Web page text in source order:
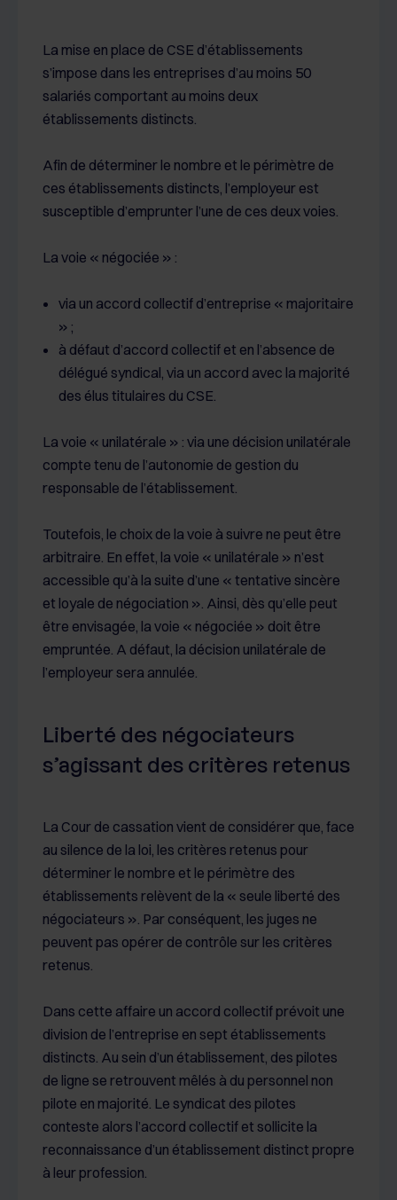
La mise en place de CSE d’établissements
s’impose dans les entreprises d’au moins 50
salariés comportant au moins deux
établissements distincts.
Afin de déterminer le nombre et le périmètre de
ces établissements distincts, l’employeur est
susceptible d’emprunter l’une de ces deux voies.
La voie « négociée » :
via un accord collectif d’entreprise « majoritaire
» ;
à défaut d’accord collectif et en l’absence de
délégué syndical, via un accord avec la majorité
des élus titulaires du CSE.
La voie « unilatérale » : via une décision unilatérale
compte tenu de l’autonomie de gestion du
responsable de l’établissement.
Toutefois, le choix de la voie à suivre ne peut être
arbitraire. En effet, la voie « unilatérale » n’est
accessible qu’à la suite d’une « tentative sincère
et loyale de négociation ». Ainsi, dès qu’elle peut
être envisagée, la voie « négociée » doit être
empruntée. A défaut, la décision unilatérale de
l’employeur sera annulée.
Liberté des négociateurs
s’agissant des critères retenus
La Cour de cassation vient de considérer que, face
au silence de la loi, les critères retenus pour
déterminer le nombre et le périmètre des
établissements relèvent de la « seule liberté des
négociateurs ». Par conséquent, les juges ne
peuvent pas opérer de contrôle sur les critères
retenus.
Dans cette affaire un accord collectif prévoit une
division de l’entreprise en sept établissements
distincts. Au sein d’un établissement, des pilotes
de ligne se retrouvent mêlés à du personnel non
pilote en majorité. Le syndicat des pilotes
conteste alors l’accord collectif et sollicite la
reconnaissance d’un établissement distinct propre
à leur profession.